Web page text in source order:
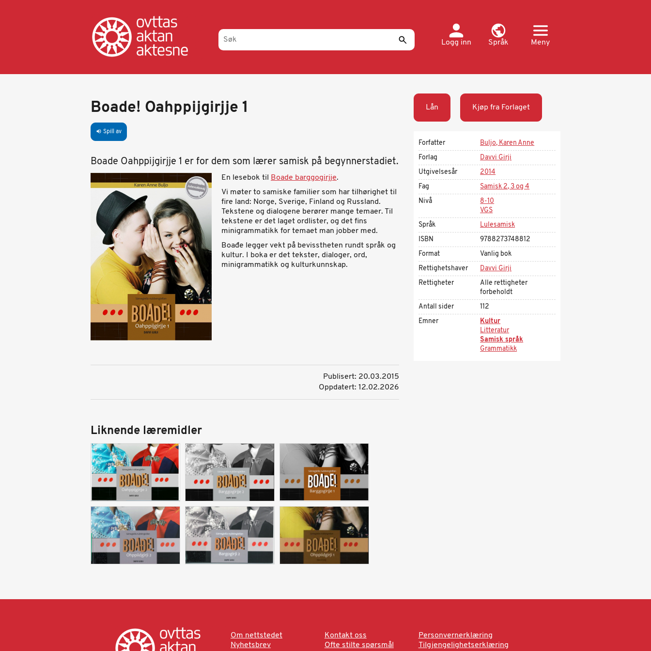
Logg inn
Språk Meny
Boade! Oahppijgirjje 1
volume_up Spill av
Boade Oahppijgirjje 1 er for dem som lærer samisk på begynnerstadiet.
En lesebok til Boade barggogirjje.
Vi møter to samiske familier som har tilhørighet til
fire land: Norge, Sverige, Finland og Russland.
Tekstene og dialogene berører mange temaer. Til
tekstene er det laget ordlister, og det fins
minigrammatikk for temaet man jobber med.
Boađe legger vekt på bevisstheten rundt språk og
kultur. I boka er det tekster, dialoger, ord,
minigrammatikk og kulturkunnskap.
Publisert: 20.03.2015
Oppdatert: 12.02.2026
Liknende læremidler
Lån Kjøp fra Forlaget
Forfatter
Buljo, Karen Anne
Forlag
Davvi Girji
Utgivelsesår
2014
Fag
Samisk 2, 3 og 4
Nivå
8-10
VGS
Språk
Lulesamisk
ISBN
9788273748812
Format
Vanlig bok
Rettighetshaver
Davvi Girji
Rettigheter
Alle rettigheter
forbeholdt
Antall sider
112
Emner
Kultur
Litteratur
Samisk språk
Grammatikk
Om nettstedet Kontakt oss
Personvernerklæring
Nyhetsbrev
Ofte stilte spørsmål Tilgjengelighetserklæring